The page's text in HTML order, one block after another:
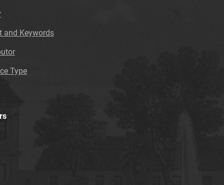
Tarnowskie Azoty : tygodnik. 2000, nr 2
Tarnowskie Azoty : tygodnik. 2000, nr 3
Tarnowskie Azoty : tygodnik. 2000, nr 5
and Keywords
Type